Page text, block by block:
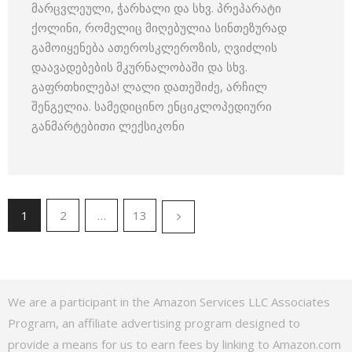
მარცვლეული, ჭარხალი და სხვ. პრეპარატი
ქოლინი, რომელიც მიღებულია სინთეზურად
გამოიყენება ათეროსკლეროზის, ღვიძლის
დაავადებების მკურნალობაში და სხვ.
გაფრთხილება! ლალი დათეშიძე, არჩილ
შენგელია. სამედიცინო ენციკლოპედიური
განმარტებითი ლექსიკონი
1 2 … 13
We are a participant in the Amazon Services LLC Associates
Program, an affiliate advertising program designed to
provide a means for us to earn fees by linking to Amazon.com